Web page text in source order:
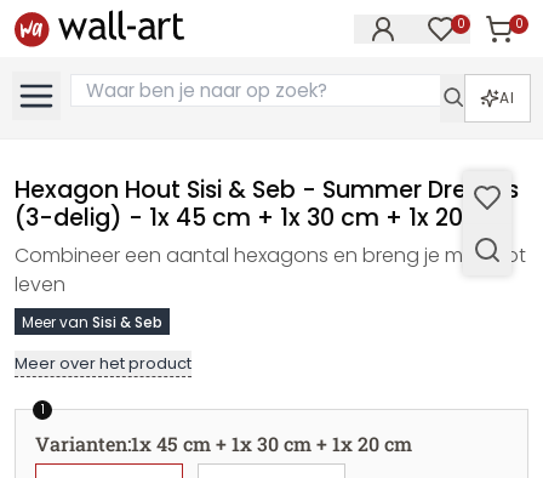
0 0
AI
Hexagon Hout Sisi & Seb - Summer Dreams
(3-delig) - 1x 45 cm + 1x 30 cm + 1x 20 cm
Combineer een aantal hexagons en breng je muur tot
leven
Meer van Sisi & Seb
Meer over het product
1
Varianten:1x 45 cm + 1x 30 cm + 1x 20 cm